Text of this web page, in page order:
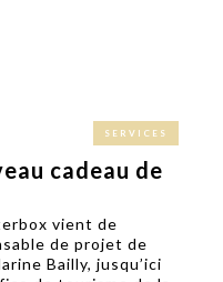
SERVICES
cadeau de
vient de
de projet de
Bailly, jusqu’ici